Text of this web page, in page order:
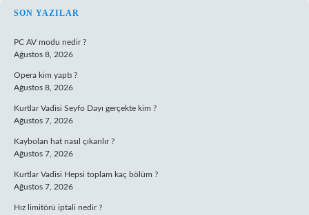
SIDEBAR
SON YAZILAR
PC AV modu nedir ?
Ağustos 8, 2026
Opera kim yaptı ?
Ağustos 8, 2026
Kurtlar Vadisi Seyfo Dayı gerçekte kim ?
Ağustos 7, 2026
Kaybolan hat nasıl çıkarılır ?
Ağustos 7, 2026
Kurtlar Vadisi Hepsi toplam kaç bölüm ?
Ağustos 7, 2026
Hız limitörü iptali nedir ?